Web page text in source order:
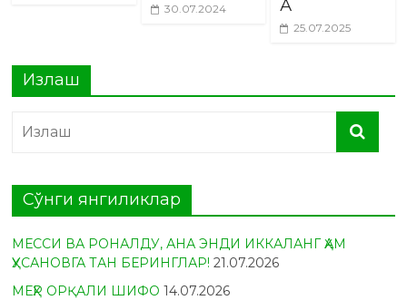
30.07.2024
А
25.07.2025
Излаш
Сўнги янгиликлар
МЕССИ ВА РОНАЛДУ, АНА ЭНДИ ИККАЛАНГ ҲАМ
ҲУСАНОВГА ТАН БЕРИНГЛАР! 21.07.2026
МЕҲР ОРҚАЛИ ШИФО 14.07.2026